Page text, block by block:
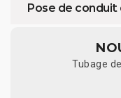
Pose de conduit
Tubage